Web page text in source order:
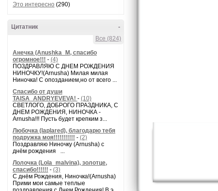
Это интересно (290)
-
Цитатник
Все (824)
Анечка (Anushka_M, спасибо
огромное!!! - (4)
ПОЗДРАВЛЯЮ С ДНЕМ РОЖДЕНИЯ
НИНОЧКУ!(Arnusha) Милая милая
Ниночка! С опозданием,но от всего ...
Спасибо от души
TAISA_ANDRYEVEVA! - (10)
СВЕТЛОГО, ДОБРОГО ПРАЗДНИКА, С
ДНЕМ РОЖДЕНИЯ, НИНОЧКА -
Arnusha!!! Пусть будет крепким з...
Любочка (laplared), благодарю тебя
подружка моя!!!!!!!!!!! - (2)
Поздравляю Ниночку (Arnusha) с
днём рождения ...
Лолочка (Lola_malvina), золотце,
спасибо!!!!!! - (3)
С днём Рождения, Ниночка!(Аrnusha)
Прими мои самые теплые